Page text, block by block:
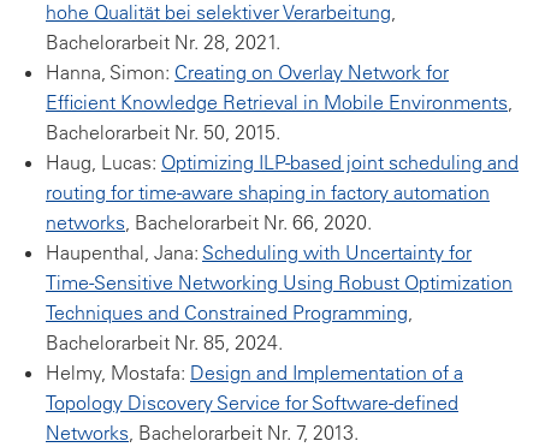
hohe Qualität bei selektiver Verarbeitung,
Bachelorarbeit Nr. 28, 2021.
Hanna, Simon: Creating on Overlay Network for
Efficient Knowledge Retrieval in Mobile Environments,
Bachelorarbeit Nr. 50, 2015.
Haug, Lucas: Optimizing ILP-based joint scheduling and
routing for time-aware shaping in factory automation
networks, Bachelorarbeit Nr. 66, 2020.
Haupenthal, Jana: Scheduling with Uncertainty for
Time-Sensitive Networking Using Robust Optimization
Techniques and Constrained Programming,
Bachelorarbeit Nr. 85, 2024.
Helmy, Mostafa: Design and Implementation of a
Topology Discovery Service for Software-defined
Networks, Bachelorarbeit Nr. 7, 2013.